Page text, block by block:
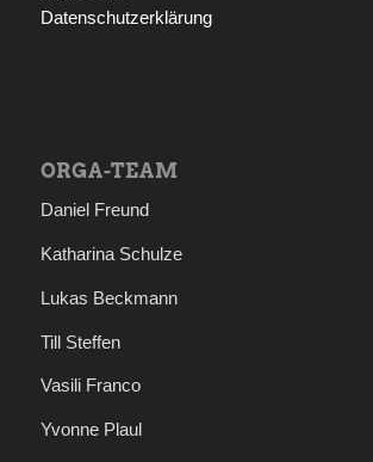
Datenschutzerklärung
ORGA-TEAM
Daniel Freund
Katharina Schulze
Lukas Beckmann
Till Steffen
Vasili Franco
Yvonne Plaul